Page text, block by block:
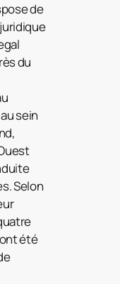
de
du
sein
Selon
été